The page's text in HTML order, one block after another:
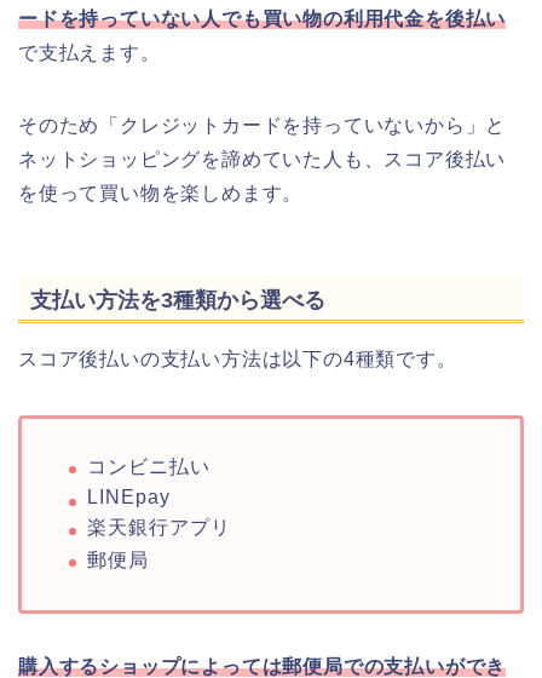
ードを持っていない人でも買い物の利用代金を後払い
で支払えます。
そのため「クレジットカードを持っていないから」と
ネットショッピングを諦めていた人も、スコア後払い
を使って買い物を楽しめます。
支払い方法を3種類から選べる
スコア後払いの支払い方法は以下の4種類です。
コンビニ払い
LINEpay
楽天銀行アプリ
郵便局
購入するショップによっては郵便局での支払いができ